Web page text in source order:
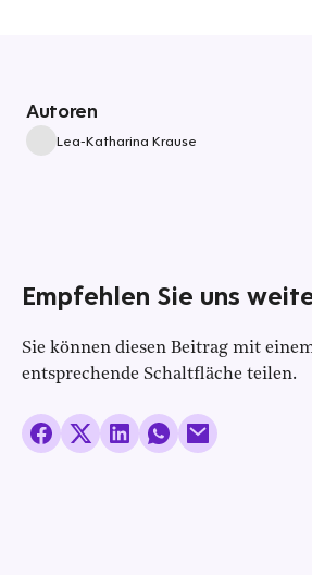
Autoren
Lea-Katharina Krause
Empfehlen Sie uns
Sie können diesen Beitrag mit
entsprechende Schaltfläche teilen.